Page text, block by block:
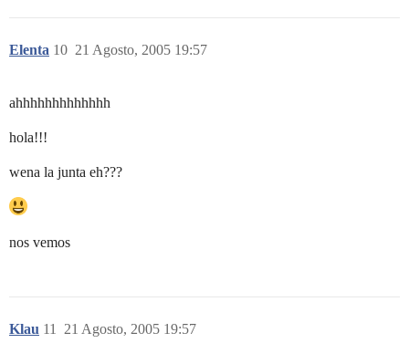
Elenta 21 Agosto, 2005 19:57
10
ahhhhhhhhhhhhh
hola!!!
wena la junta eh???
nos vemos
Klau 21 Agosto, 2005 19:57
11